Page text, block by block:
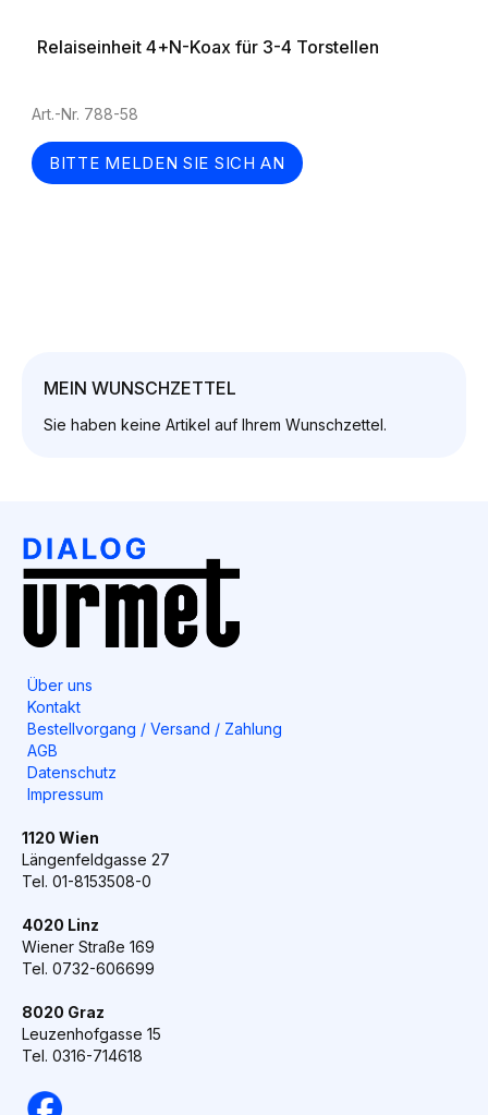
Relaiseinheit 4+N-Koax für 3-4 Torstellen
Art.-Nr. 788-58
BITTE MELDEN SIE SICH AN
MEIN WUNSCHZETTEL
Sie haben keine Artikel auf Ihrem Wunschzettel.
Über uns
Kontakt
Bestellvorgang / Versand / Zahlung
AGB
Datenschutz
Impressum
1120 Wien
Längenfeldgasse 27
Tel. 01-8153508-0
4020 Linz
Wiener Straße 169
Tel. 0732-606699
8020 Graz
Leuzenhofgasse 15
Tel. 0316-714618